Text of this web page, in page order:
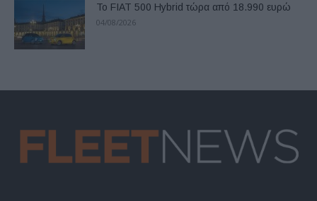
Το FIAT 500 Hybrid τώρα από 18.990 ευρώ
04/08/2026